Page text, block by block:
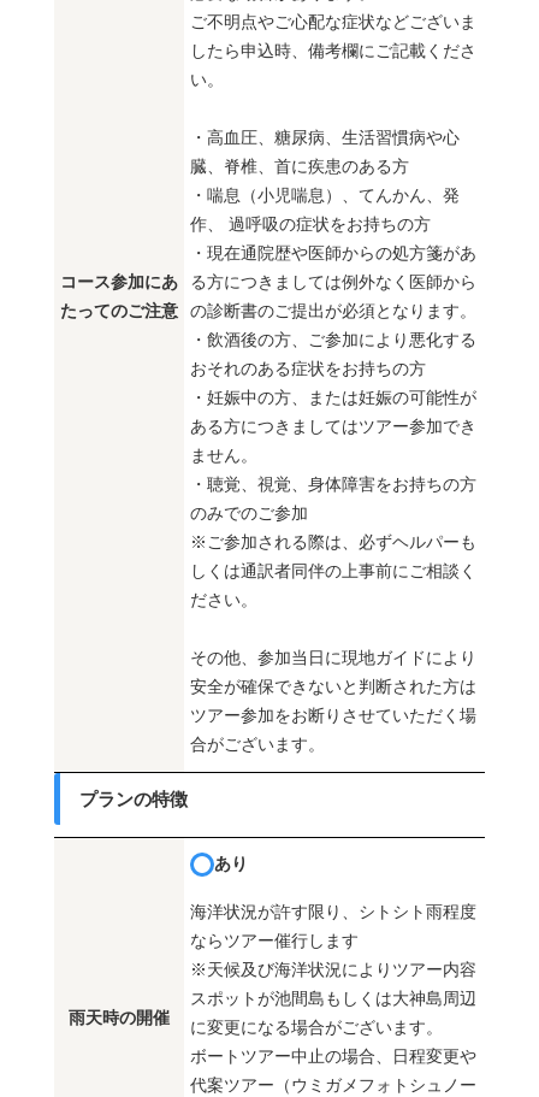
コース参加にあ
たってのご注意
ご不明点やご心配な症状などございま
したら申込時、備考欄にご記載くださ
い。
・高血圧、糖尿病、生活習慣病や心
臓、脊椎、首に疾患のある方
・喘息（小児喘息）、てんかん、発
作、 過呼吸の症状をお持ちの方
・現在通院歴や医師からの処方箋があ
る方につきましては例外なく医師から
の診断書のご提出が必須となります。
・飲酒後の方、ご参加により悪化する
おそれのある症状をお持ちの方
・妊娠中の方、または妊娠の可能性が
ある方につきましてはツアー参加でき
ません。
・聴覚、視覚、身体障害をお持ちの方
のみでのご参加
※ご参加される際は、必ずヘルパーも
しくは通訳者同伴の上事前にご相談く
ださい。
その他、参加当日に現地ガイドにより
安全が確保できないと判断された方は
ツアー参加をお断りさせていただく場
合がございます。
プランの特徴
雨天時の開催
あり
海洋状況が許す限り、シトシト雨程度
ならツアー催行します
※天候及び海洋状況によりツアー内容
スポットが池間島もしくは大神島周辺
に変更になる場合がございます。
ボートツアー中止の場合、日程変更や
代案ツアー（ウミガメフォトシュノー